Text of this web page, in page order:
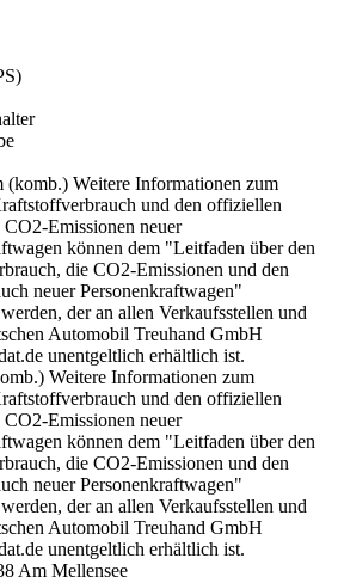
(komb.) Weitere Informationen zum
und den offiziellen
CO2-Emissionen neuer
können dem "Leitfaden über den
die CO2-Emissionen und den
neuer Personenkraftwagen"
der an allen Verkaufsstellen und
Automobil Treuhand GmbH
unentgeltlich erhältlich ist.
Weitere Informationen zum
und den offiziellen
CO2-Emissionen neuer
können dem "Leitfaden über den
die CO2-Emissionen und den
neuer Personenkraftwagen"
der an allen Verkaufsstellen und
Automobil Treuhand GmbH
unentgeltlich erhältlich ist.
Am Mellensee